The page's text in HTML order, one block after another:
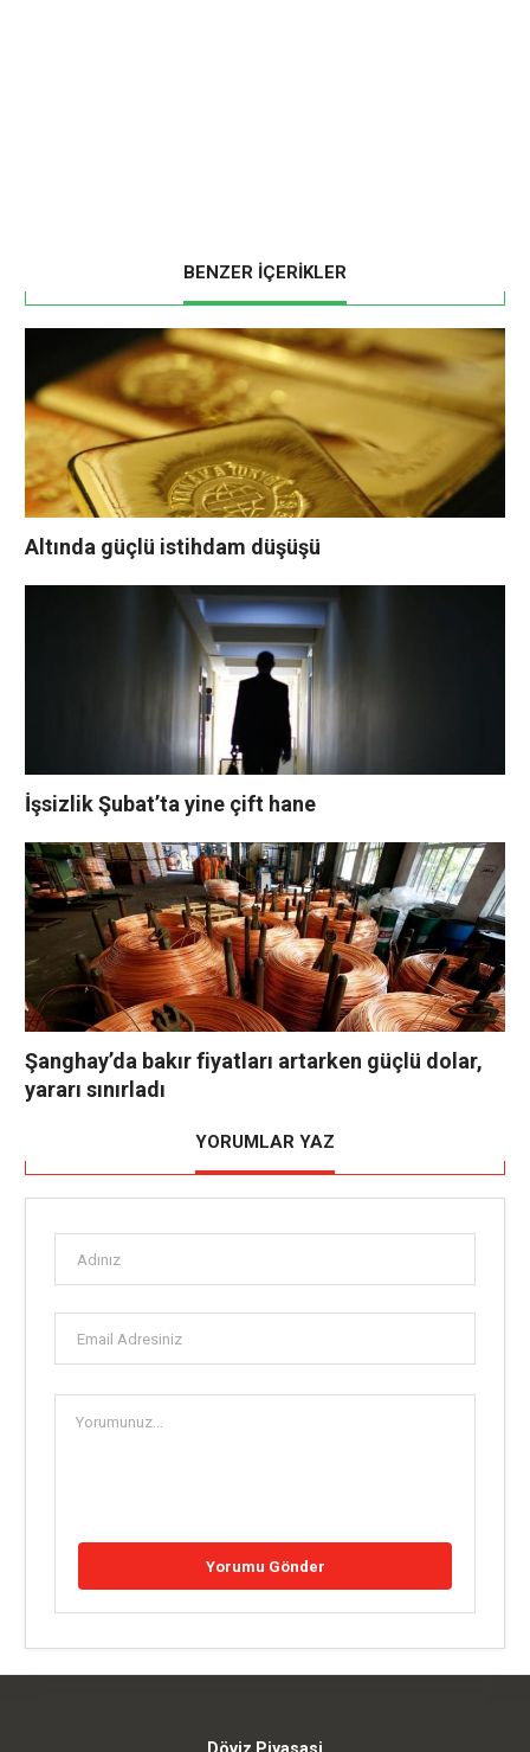
BENZER İÇERİKLER
Altında güçlü istihdam düşüşü
İşsizlik Şubat’ta yine çift hane
Şanghay’da bakır fiyatları artarken güçlü dolar,
yararı sınırladı
YORUMLAR YAZ